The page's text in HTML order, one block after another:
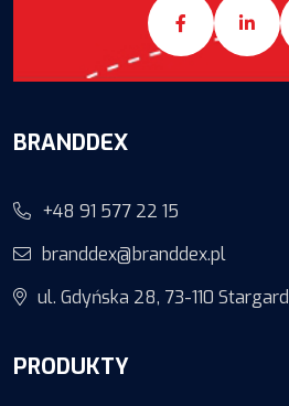
BRANDDEX
+48 91 577 22 15
branddex@branddex.pl
ul. Gdyńska 28, 73-110 Stargard
PRODUKTY